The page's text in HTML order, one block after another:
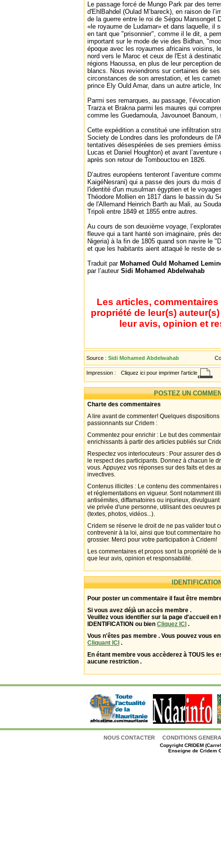
Le passage forcé de Mungo Park par des
d'EhlBahdel (Oulad M’bareck), en raison de
de la guerre entre le roi de Ségou Mansonget
«le royaume de Ludamar» et dans laquelle, il
en tant que "prisonnier", comme il le dit, a
important sur le mode de vie des Bidhan,
époque avec les royaumes africains voisins,
nord vers le Maroc et ceux de l'Est à
régions Haoussa, en plus de leur perception
blancs. Nous reviendrons sur certaines de
circonstances de son arrestation, et les
prince Ely Ould Amar, dans un autre article,
Parmi ses remarques, au passage,
Trarza et Brakna parmi les maures qui
comme les Guedamoula, Javounoet Banoum,
Cette expédition a constitué une infiltration
Society de Londres dans les profondeurs de
tentatives désespérées de ses premiers
Lucas et Daniel Houghton) et avant
après son retour de Tombouctou en 1826.
D’autres européens tenteront l’aventure
KaigéNesrani) qui a passe des jours du mois
l'identité d'un musulman égyptien et le
Théodore Mollien en 1817 dans le bassin du
de l'Allemand Heinrich Barth au Mali, au
Tripoli entre 1849 et 1855 entre autres.
Au cours de son deuxième voyage,
fleuve qui a tant hanté son imaginaire, près
Nigeria) à la fin de 1805 quand son navire le
et que les habitants aient attaqué le reste de
Traduit par Mohamed Ould Mohamed
par l’auteur Sidi Mohamed Abdelwahab
Les articles,
propriété de leur(s)
leur avis, opinion et
Source : Sidi Mohamed Abdelwahab
Impression : Cliquez ici pour imprimer l'article
POSTEZ UN
Charte des commentaires
A lire avant de commenter! Quelques
passionnants sur Cridem :
Commentez pour enrichir : Le but des
enrichissants à partir des articles publiés sur
Respectez vos interlocuteurs : Pour assurer des
le respect des participants. Donnez à chacun le
vous. Appuyez vos réponses sur des faits et des
invectives.
Contenus illicites : Le contenu des
et réglementations en vigueur. Sont notamment
antisémites, diffamatoires ou injurieux,
vie privée d'une personne, utilisant des oeuvres
(textes, photos, vidéos...).
Cridem se réserve le droit de ne pas valider tout
contrevenir à la loi, ainsi que tout commentaire
grossier. Merci pour votre participation à Cridem!
Les commentaires et propos sont la propriété de
que leur avis, opinion et responsabilité.
Pour poster un commentaire il faut être
Si vous avez déjà un accès membre .
Veuillez vous identifier sur la page d'accueil en
IDENTIFICATION ou bien Cliquez ICI .
Vous n'êtes pas membre . Vous pouvez vous
Cliquant ICI .
En étant membre vous accèderez à TOUS les
aucune restriction .
NOUS CONTACTER CONDITIONS
CopyrightCRIDEM
Enseigne de Cridem